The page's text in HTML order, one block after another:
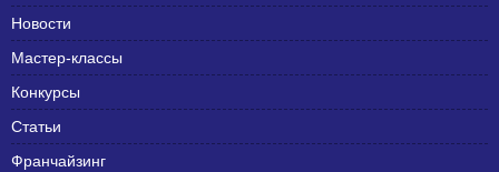
Новости
Мастер-классы
Конкурсы
Статьи
Франчайзинг